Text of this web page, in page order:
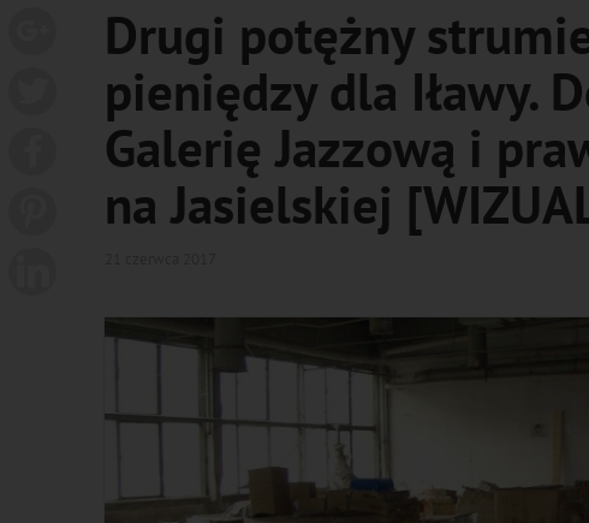
Drugi potężny
pieniędzy dla Iławy.
Galerię Jazzową i
na Jasielskiej